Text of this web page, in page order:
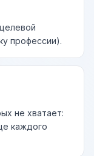
профессии).
не хватает:
каждого